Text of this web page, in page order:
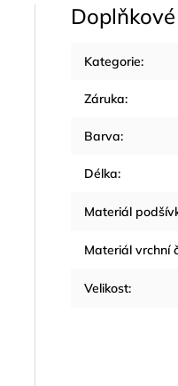
Kategorie:
Záruka:
Barva:
Délka:
Materiál
Materiál vrchní
Velikost: